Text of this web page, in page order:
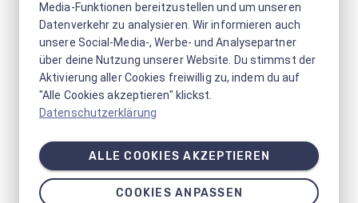
Media-Funktionen bereitzustellen und um unseren
Datenverkehr zu analysieren. Wir informieren auch
unsere Social-Media-, Werbe- und Analysepartner
über deine Nutzung unserer Website. Du stimmst der
Aktivierung aller Cookies freiwillig zu, indem du auf
"Alle Cookies akzeptieren" klickst.
Datenschutzerklärung
ALLE COOKIES AKZEPTIEREN
COOKIES ANPASSEN